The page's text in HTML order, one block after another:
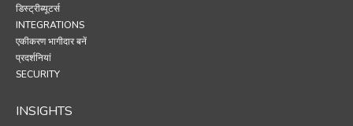
डिस्ट्रीब्यूटर्स
INTEGRATIONS
एकीकरण भागीदार बनें
प्रदर्शनियां
SECURITY
INSIGHTS